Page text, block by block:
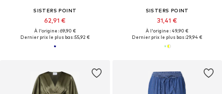
SISTERS POINT
62,91 €
À l'origine : 69,90 €
Dernier prix le plus bas :55,92 €
SISTERS POINT
31,41 €
À l'origine : 49,90 €
Dernier prix le plus bas :29,94 €